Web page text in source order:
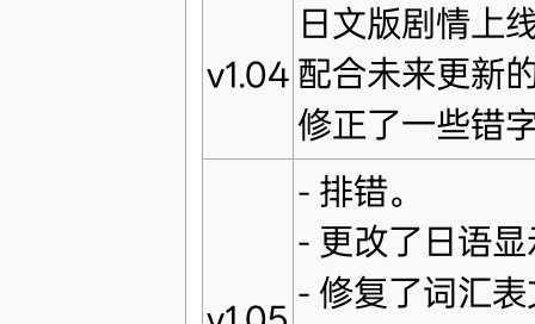
v1.04
日文版剧情上
配合未来更新
修正了一些错
- 排错。
- 更改了日语
- 修复了词汇